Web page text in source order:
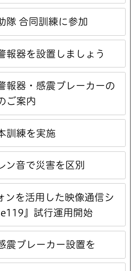
隊 合同訓練に参加
報器を設置しましょう
報器・感震ブレーカーの
ご案内
訓練を実施
ン音で災害を区別
ンを活用した映像通信シ
』試行運用開始
震ブレーカー設置を